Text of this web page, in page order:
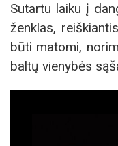
Sutartu laiku į
ženklas,
būti matomi,
baltų vienybės